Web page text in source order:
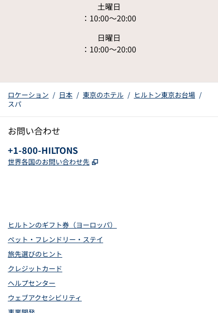
土曜日
：10:00〜20:00
日曜日
：10:00〜20:00
ロケーション / 日本 / 東京のホテル / ヒルトン東京お台場 /
スパ
お問い合わせ
電話：
+1-800-HILTONS
世界各国のお問い合わせ先 ,
ヒルトンのギフト券（ヨーロッパ）
ペット・フレンドリー・ステイ
旅先選びのヒント
クレジットカード
ヘルプセンター
ウェブアクセシビリティ